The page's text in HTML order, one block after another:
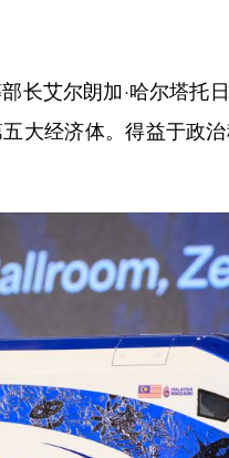
艾尔朗加·哈尔塔托日
大经济体。得益于政